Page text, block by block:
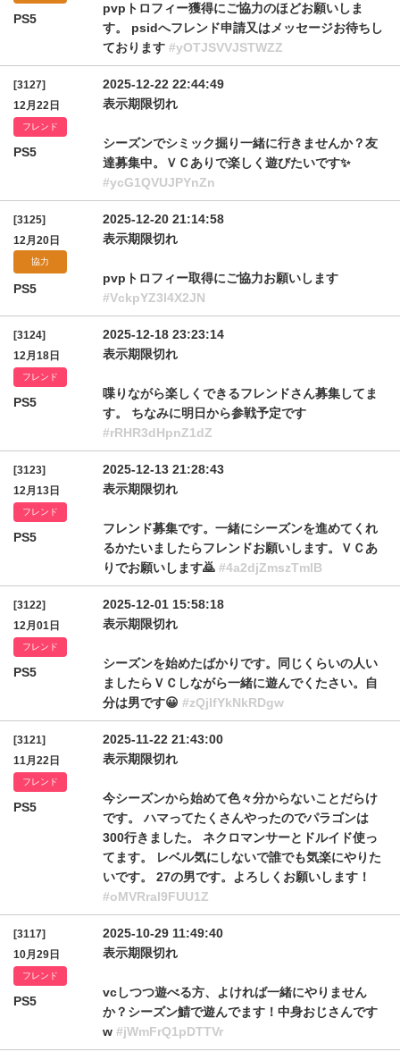
PS5
pvpトロフィー獲得にご協力のほどお願いしま
す。 psidへフレンド申請又はメッセージお待ちし
ております #yOTJSVVJSTWZZ
[3127]
12月22日
フレンド
PS5
2025-12-22 22:44:49
表示期限切れ
シーズンでシミック掘り一緒に行きませんか？友
達募集中。ＶＣありで楽しく遊びたいです✨
#ycG1QVUJPYnZn
[3125]
12月20日
協力
PS5
2025-12-20 21:14:58
表示期限切れ
pvpトロフィー取得にご協力お願いします
#VckpYZ3l4X2JN
[3124]
12月18日
フレンド
PS5
2025-12-18 23:23:14
表示期限切れ
喋りながら楽しくできるフレンドさん募集してま
す。 ちなみに明日から参戦予定です
#rRHR3dHpnZ1dZ
[3123]
12月13日
フレンド
PS5
2025-12-13 21:28:43
表示期限切れ
フレンド募集です。一緒にシーズンを進めてくれ
るかたいましたらフレンドお願いします。ＶＣあ
りでお願いします🙇 #4a2djZmszTmlB
[3122]
12月01日
フレンド
PS5
2025-12-01 15:58:18
表示期限切れ
シーズンを始めたばかりです。同じくらいの人い
ましたらＶＣしながら一緒に遊んでくたさい。自
分は男です😀 #zQjlfYkNkRDgw
[3121]
11月22日
フレンド
PS5
2025-11-22 21:43:00
表示期限切れ
今シーズンから始めて色々分からないことだらけ
です。 ハマってたくさんやったのでパラゴンは
300行きました。 ネクロマンサーとドルイド使っ
てます。 レベル気にしないで誰でも気楽にやりた
いです。 27の男です。よろしくお願いします！
#oMVRral9FUU1Z
[3117]
10月29日
フレンド
PS5
2025-10-29 11:49:40
表示期限切れ
vcしつつ遊べる方、よければ一緒にやりません
か？シーズン鯖で遊んでます！中身おじさんです
w #jWmFrQ1pDTTVr